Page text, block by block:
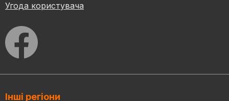
Угода користувача
Інші регіони